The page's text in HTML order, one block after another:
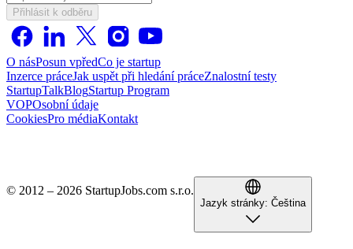
Přihlásit k odběru
O násPosun vpředCo je startup
Inzerce práceJak uspět při hledání práceZnalostní testy
StartupTalkBlogStartup Program
VOPOsobní údaje
CookiesPro médiaKontakt
© 2012 – 2026 StartupJobs.com s.r.o.
Jazyk stránky: Čeština